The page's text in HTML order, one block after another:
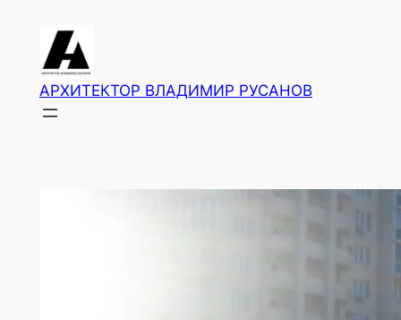
содержимому
АРХИТЕКТОР ВЛАДИМИР РУСАНОВ